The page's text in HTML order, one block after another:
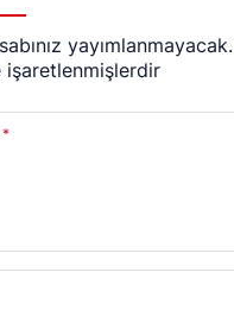
yayımlanmayacak.
işaretlenmişlerdir
*